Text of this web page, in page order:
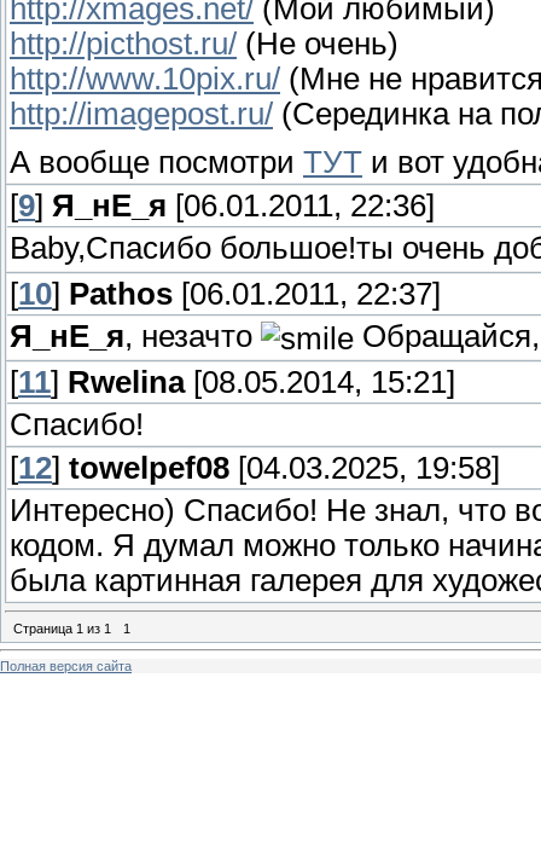
http://xmages.net/ (Мой любимый)
http://picthost.ru/ (Не очень)
http://www.10pix.ru/ (Мне не
http://imagepost.ru/ (Серединка на
А вообще посмотри ТУТ и вот
[9] Я_нЕ_я [06.01.2011, 22:36]
Baby,Спасибо большое!ты очень
[10] Pathos [06.01.2011, 22:37]
Я_нЕ_я, незачто
Обращайся,
[11] Rwelina[08.05.2014, 15:21]
Спасибо!
[12] towelpef08 [04.03.2025, 19:58]
Интересно) Спасибо! Не знал, что
кодом. Я думал можно только
была картинная галерея для
Страница 1 из 1 1
Полная версия сайта